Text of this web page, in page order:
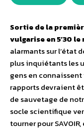
Sortie de la
vulgarise en 5’30
alarmants sur l’état
plus inquiétants les
gens en
rapports devraient
de sauvetage de
socle scientifique
tourner pour